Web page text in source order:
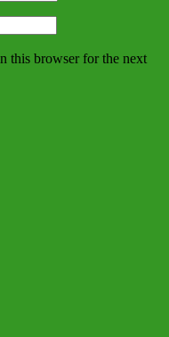
this browser for the next